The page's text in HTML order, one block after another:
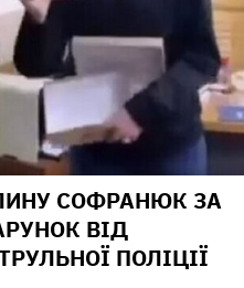
СОФРАНЮК ЗА
ВІД
ПОЛІЦІЇ